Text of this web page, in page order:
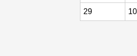
29 10